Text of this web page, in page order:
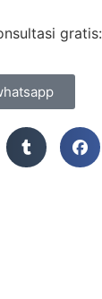
gratis: